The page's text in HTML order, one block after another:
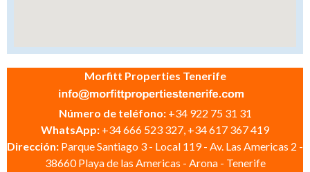
Morfitt Properties Tenerife
Número de teléfono: +34 922 75 31 31
WhatsApp: +34 666 523 327, +34 617 367 419
Dirección: Parque Santiago 3 - Local 119 - Av. Las Americas 2 -
38660 Playa de las Americas - Arona - Tenerife